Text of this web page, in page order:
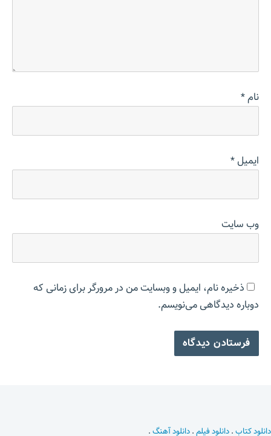
نام*
ایمیل*
وب‌ سایت
ذخیره نام، ایمیل و وبسایت من در مرورگر برای زمانی که
دوباره دیدگاهی می‌نویسم.
دانلود کتاب.دانلود فیلم.دانلود آهنگ.